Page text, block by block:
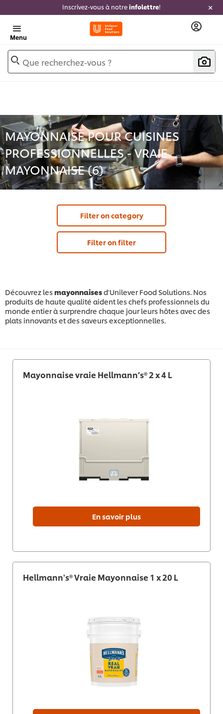
Inscrivez-vous à notreinfolettre!
Menu
Que recherchez-vous ?
MAYONNAISE POUR CUISINES
PROFESSIONNELLES - VRAIE
MAYONNAISE (6)
Filter on category
Filter on filter
Découvrez les mayonnaisesd'Unilever Food Solutions. Nos
produits de haute qualité aident les chefs professionnels du
monde entier à surprendre chaque jour leurs hôtes avec des
plats innovants et des saveurs exceptionnelles.
Mayonnaise vraie Hellmann’s® 2 x 4 L
En savoir plus
Hellmann's® Vraie Mayonnaise 1 x 20 L